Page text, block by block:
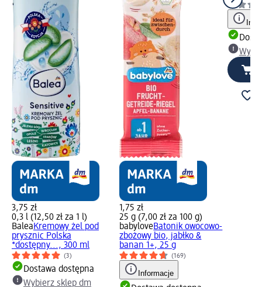
3,75 zł
0,3 l (12,50 zł za 1 l)
BaleaKremowy żel pod
prysznic Polska
*dostępny..., 300 ml
(3)
Dostawa dostępna
Wybierz sklep dm
1,75 zł
25 g (7,00 zł za 100 g)
babyloveBatonik owocowo-
zbożowy bio, jabłko &
banan 1+, 25 g
(169)
Informacje